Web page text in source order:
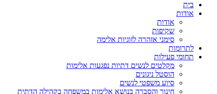
בית
אודות
אודות
שקיפות
סימני אזהרה לזוגיות אלימה
לתרומות
תחומי פעילות
מקלטים לנשים דתיות נפגעות אלימות
הוסטל ניגונים
סיוע משפטי לנשים
חינוך והסברה בנושא אלימות במשפחה בקהילה הדתית